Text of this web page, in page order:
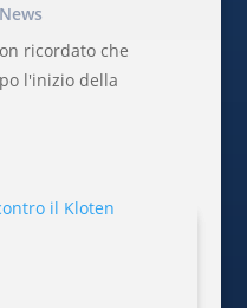
News
ricordato che
l'inizio della